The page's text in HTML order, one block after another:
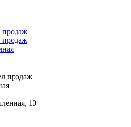
продаж
продаж
продаж
10